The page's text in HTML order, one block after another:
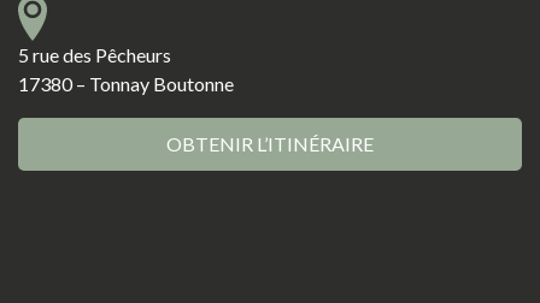
5 rue des Pêcheurs
17380 – Tonnay Boutonne
OBTENIR L’ITINÉRAIRE